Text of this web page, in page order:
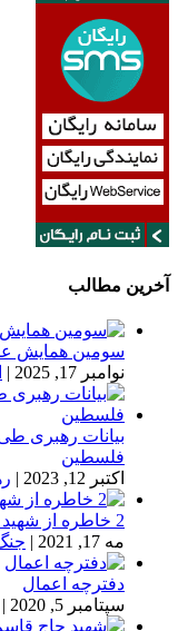
آخرین مطالب
سومین همایش
نوامبر 17, 2025
|
بیانات رهبری
فلسطین
اکتبر 12, 2023
|
2 خاطره از شهید مهدی زین الدین
مه 17, 2021
|
دفترچه اعمال
سپتامبر 5, 2020
|